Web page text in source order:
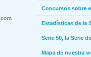
Concursos sobre
Estadísticas de la
Serie 50, la Serie
Mapa de nuestra